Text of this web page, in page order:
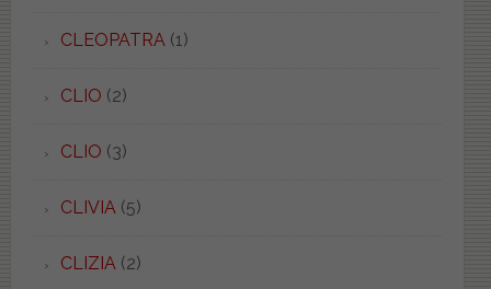
CLEOPATRA (1)
CLIO (2)
CLIO (3)
CLIVIA (5)
CLIZIA (2)